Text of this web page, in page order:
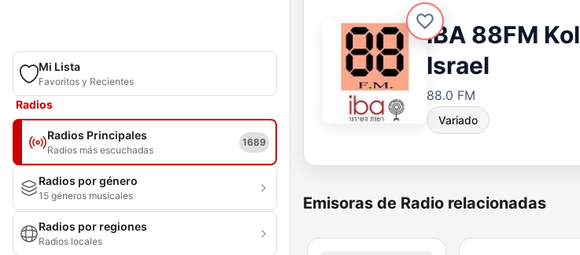
Mi Lista
Favoritos y Recientes
Radios
Radios Principales
Radios más escuchadas
1689
Radios por género
15 géneros musicales
Radios por regiones
Radios locales
IBA 88FM Kol
Israel
88.0 FM
Variado
Emisoras de Radio relacionadas